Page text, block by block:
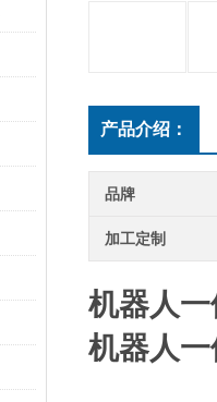
产品介绍：
品牌
加工定制
机器人
机器人